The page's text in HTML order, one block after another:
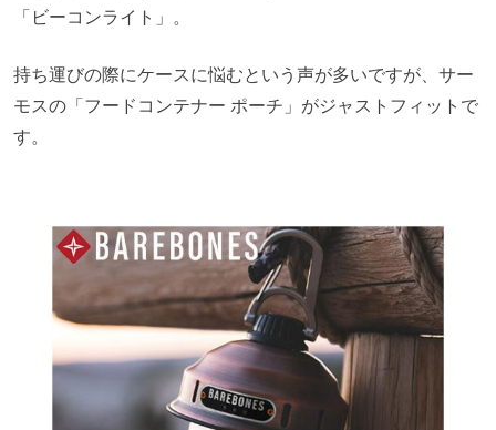
「ビーコンライト」。
持ち運びの際にケースに悩むという声が多いですが、サー
モスの「フードコンテナー ポーチ」がジャストフィットで
す。